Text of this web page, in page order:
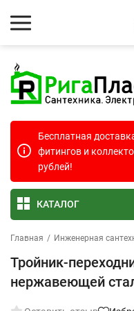
Бесплатная
фитингов и
рублей!
КАТАЛОГ
Главная / Инженерная
Тройник-
нержавеющей